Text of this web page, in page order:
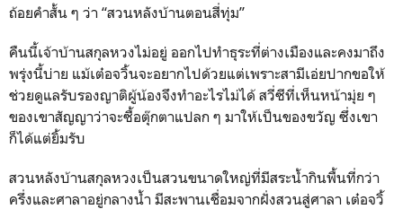
ถ้อยคำสั้น ๆ ว่า “สวนหลังบ้านตอนสี่ทุ่ม”
คืนนี้เจ้าบ้านสกุลหวงไม่อยู่ ออกไปทำธุระที่ต่างเมืองและคงมาถึง
พรุ่งนี้บ่าย แม้เต๋อจวิ้นจะอยากไปด้วยแต่เพราะสามีเอ่ยปากขอให้
ช่วยดูแลรับรองญาติผู้น้องจึงทำอะไรไม่ได้ สวี่ซีที่เห็นหน้ามุ่ย ๆ
ของเขาสัญญาว่าจะซื้อตุ๊กตาแปลก ๆ มาให้เป็นของขวัญ ซึ่งเขา
ก็ได้แต่ยิ้มรับ
สวนหลังบ้านสกุลหวงเป็นสวนขนาดใหญ่ที่มีสระน้ำกินพื้นที่กว่า
ครึ่งและศาลาอยู่กลางน้ำ มีสะพานเชื่อมจากฝั่งสวนสู่ศาลา เต๋อจวิ้